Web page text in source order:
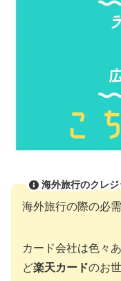
海外旅行のクレ
海外旅行の際の必
カード会社は色々
ど楽天カードのお